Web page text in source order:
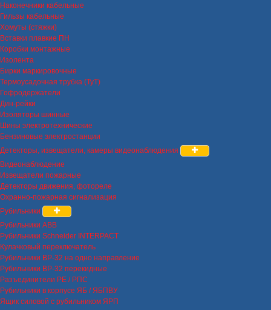
Наконечники кабельные
Гильзы кабельные
Хомуты (стяжки)
Вставки плавкие ПН
Коробки монтажные
Изолента
Бирки маркировочные
Термоусадочная трубка (ТуТ)
Гофродержатели
Дин-рейки
Изоляторы шинные
Шины электротехнические
Бензиновые электростанции
Детекторы, извещатели, камеры видеонаблюдения
Видеонаблюдение
Извещатели пожарные
Детекторы движения, фотореле
Охранно-пожарная сигнализация
Рубильники
Рубильники ABB
Рубильники Schneider INTERPACT
Кулачковый переключатель
Рубильники ВР-32 на одно направление
Рубильники ВР-32 перекидные
Разъединители РЕ / РПС
Рубильники в корпусе ЯБ / ЯБПВУ
Ящик силовой с рубильником ЯРП